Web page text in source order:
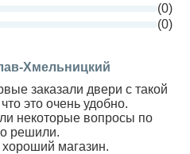
(0)
(0)
Хмельницкий
заказали двери с такой
это очень удобно.
некоторые вопросы по
решили.
магазин.